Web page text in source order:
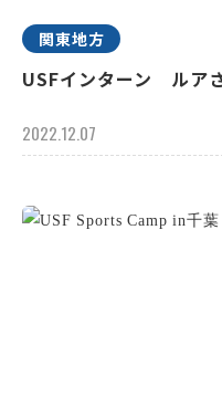
関東地方
USFインターン ル
2022.12.07